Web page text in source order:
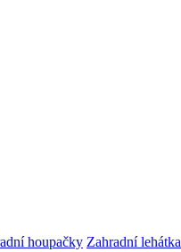
houpačky Zahradní lehátka